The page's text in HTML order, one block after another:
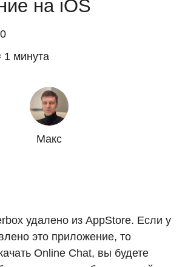
на iOS
1 минута
Макс
удалено из AppStore. Если у
это приложение, то
Online Chat, вы будете